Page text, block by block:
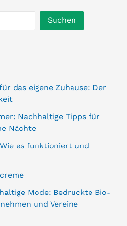
Suchen
das eigene Zuhause: Der
Nachhaltige Tipps für
Nächte
es funktioniert und
Mode: Bedruckte Bio-
und Vereine